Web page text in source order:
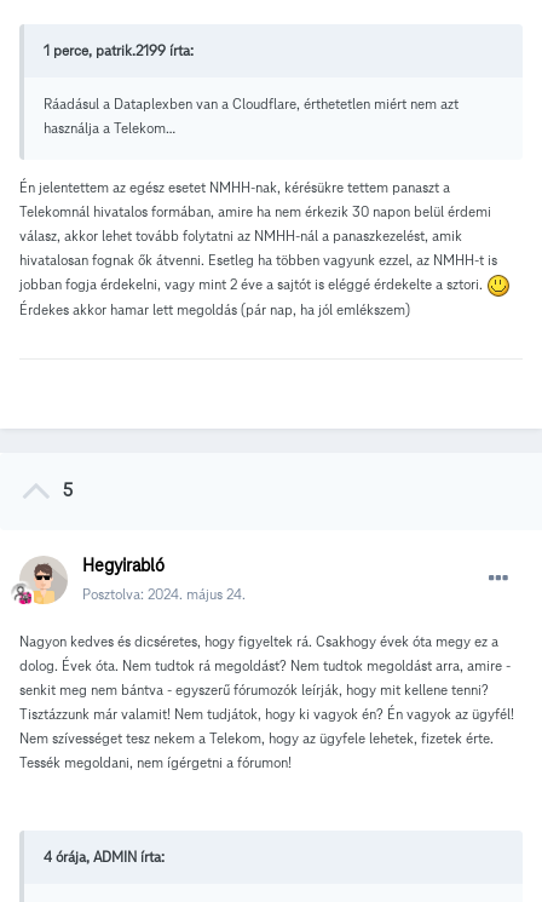
1 perce, patrik.2199 írta:
Ráadásul a Dataplexben van a Cloudflare, érthetetlen miért nem azt
használja a Telekom…
Én jelentettem az egész esetet NMHH-nak, kérésükre tettem panaszt a
Telekomnál hivatalos formában, amire ha nem érkezik 30 napon belül érdemi
válasz, akkor lehet tovább folytatni az NMHH-nál a panaszkezelést, amik
hivatalosan fognak ők átvenni. Esetleg ha többen vagyunk ezzel, az NMHH-t is
jobban fogja érdekelni, vagy mint 2 éve a sajtót is eléggé érdekelte a sztori.
Érdekes akkor hamar lett megoldás (pár nap, ha jól emlékszem)
5
Hegyirabló
Posztolva: 2024. május 24.
Nagyon kedves és dicséretes, hogy figyeltek rá. Csakhogy évek óta megy ez a
dolog. Évek óta. Nem tudtok rá megoldást? Nem tudtok megoldást arra, amire -
senkit meg nem bántva - egyszerű fórumozók leírják, hogy mit kellene tenni?
Tisztázzunk már valamit! Nem tudjátok, hogy ki vagyok én? Én vagyok az ügyfél!
Nem szívességet tesz nekem a Telekom, hogy az ügyfele lehetek, fizetek érte.
Tessék megoldani, nem ígérgetni a fórumon!
4 órája, ADMIN írta: